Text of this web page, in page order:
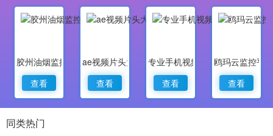
胶州油烟监控
查看
ae视频片头大师
查看
专业手机视频监控
查看
鸥玛云监控平
查看
同类热门